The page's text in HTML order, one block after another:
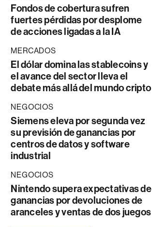
Fondos de cobertura sufren
fuertes pérdidas por desplome
de acciones ligadas a la IA
MERCADOS
El dólar domina las stablecoins y
el avance del sector lleva el
debate más allá del mundo cripto
NEGOCIOS
Siemens eleva por segunda vez
su previsión de ganancias por
centros de datos y software
industrial
NEGOCIOS
Nintendo supera expectativas de
ganancias por devoluciones de
aranceles y ventas de dos juegos